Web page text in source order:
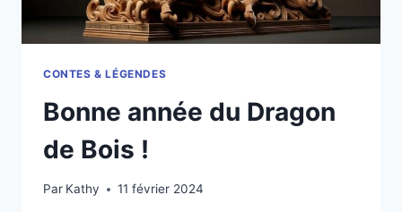
CONTES & LÉGENDES
Bonne année du Dragon
de Bois !
Par Kathy 11 février 2024